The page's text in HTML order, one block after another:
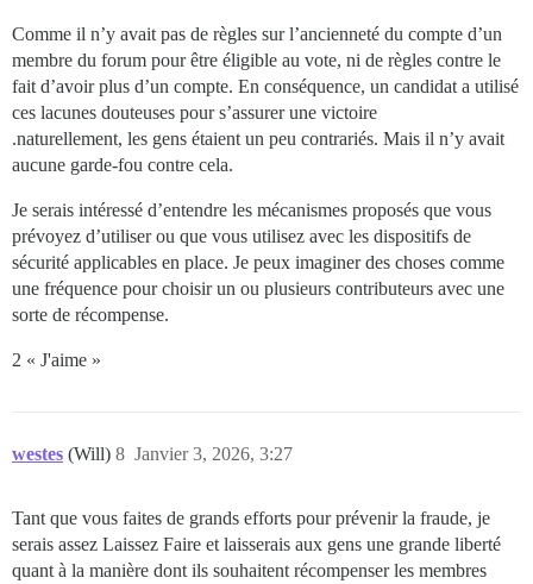
Comme il n’y avait pas de règles sur l’ancienneté du compte d’un
membre du forum pour être éligible au vote, ni de règles contre le
fait d’avoir plus d’un compte. En conséquence, un candidat a utilisé
ces lacunes douteuses pour s’assurer une victoire
.naturellement, les gens étaient un peu contrariés. Mais il n’y avait
aucune garde-fou contre cela.
Je serais intéressé d’entendre les mécanismes proposés que vous
prévoyez d’utiliser ou que vous utilisez avec les dispositifs de
sécurité applicables en place. Je peux imaginer des choses comme
une fréquence pour choisir un ou plusieurs contributeurs avec une
sorte de récompense.
2 « J'aime »
westes (Will) Janvier 3, 2026, 3:27
8
Tant que vous faites de grands efforts pour prévenir la fraude, je
serais assez Laissez Faire et laisserais aux gens une grande liberté
quant à la manière dont ils souhaitent récompenser les membres